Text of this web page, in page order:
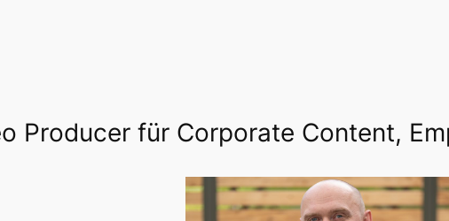
Producer für Corporate Content,